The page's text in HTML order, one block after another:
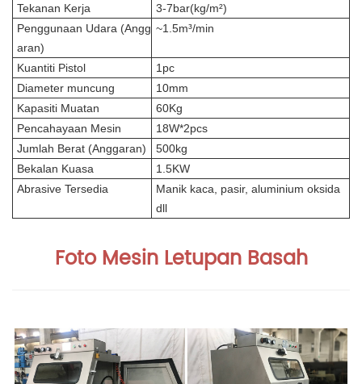
Tekanan Kerja
3-7bar(kg/m²)
Penggunaan Udara (Angg
aran)
~1.5m³/min
Kuantiti Pistol
1pc
Diameter muncung
10mm
Kapasiti Muatan
60Kg
Pencahayaan Mesin
18W*2pcs
Jumlah Berat (Anggaran)
500kg
Bekalan Kuasa
1.5KW
Abrasive Tersedia
Manik kaca, pasir, aluminium oksida
dll
Foto Mesin Letupan Basah